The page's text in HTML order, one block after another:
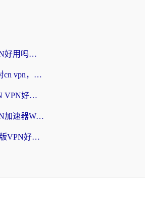
海外党必看：迅游VPN好用吗？和番茄加速器VPN对比哪个回国效果更好？
海外党必看：如何选对cn vpn，轻松解锁国内影音游戏？
海外党必看：ChickCN VPN好用吗？和星河VPN对比哪个回国效果更好？附真实体验+避坑指南
海外党必看：免费VPN加速器Windows版怎么选？附真实测评与无缝访问国内资源指南
海外党必看：快帆TV版VPN好用吗？和hi龟龟VPN对比哪个回国效果更好？附免费加速器选择指南